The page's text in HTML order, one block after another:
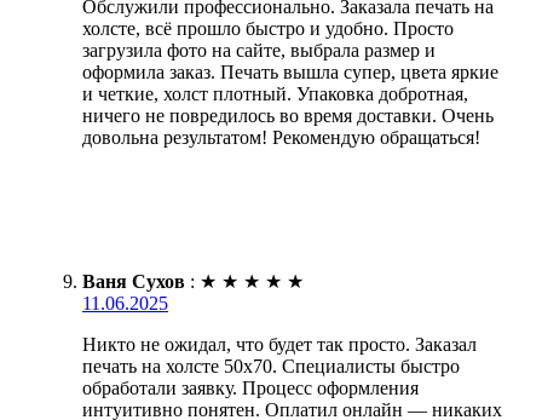
Обслужили профессионально. Заказала печать на
холсте, всё прошло быстро и удобно. Просто
загрузила фото на сайте, выбрала размер и
оформила заказ. Печать вышла супер, цвета яркие
и четкие, холст плотный. Упаковка добротная,
ничего не повредилось во время доставки. Очень
довольна результатом! Рекомендую обращаться!
Ваня Сухов : ★ ★ ★ ★ ★
11.06.2025
Никто не ожидал, что будет так просто. Заказал
печать на холсте 50х70. Специалисты быстро
обработали заявку. Процесс оформления
интуитивно понятен. Оплатил онлайн — никаких